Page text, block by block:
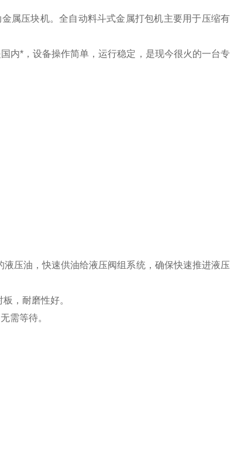
属压块机。全自动料斗式金属打包机主要用于压缩有
内*，设备操作简单，运行稳定，是现今很火的一台专
液压油，快速供油给液压阀组系统，确保快速推进液压
，耐磨性好。
需等待。